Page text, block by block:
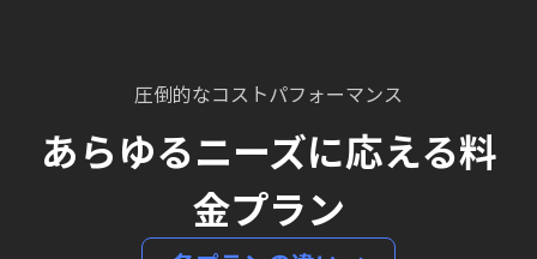
圧倒的なコストパフォーマンス
あらゆるニーズに応える料
金プラン